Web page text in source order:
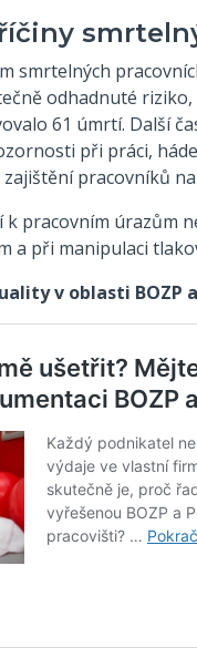
smrtelných
odhadnuté
61 úmrtí. Další
při práci,
pracovníků
k pracovním úrazům
a při manipulaci
v oblasti BOZP